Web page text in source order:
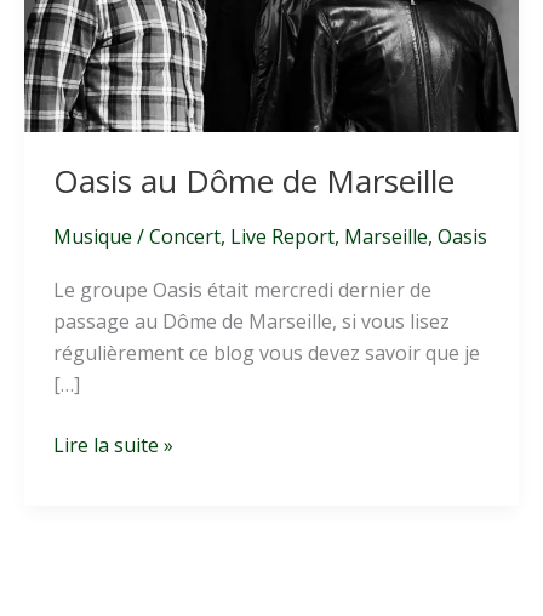
Oasis au Dôme de Marseille
Musique /Concert, Live Report, Marseille, Oasis
Le groupe Oasis était mercredi dernier de
passage au Dôme de Marseille, si vous lisez
régulièrement ce blog vous devez savoir que je
[…]
Oasis
Lire la suite »